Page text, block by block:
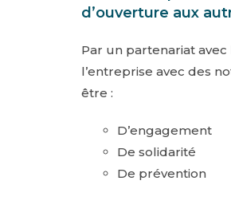
d’ouverture aux
Par un partenariat
l’entreprise avec des
être :
D’engagement
De solidarité
De prévention